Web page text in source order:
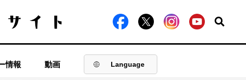
情報 動画 Language